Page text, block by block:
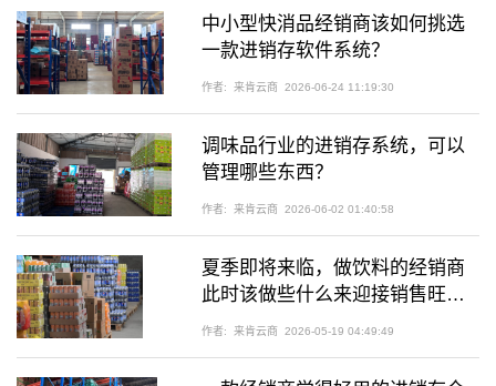
中小型快消品经销商该如何挑选
一款进销存软件系统？
作者: 来肯云商 2026-06-24 11:19:30
调味品行业的进销存系统，可以
管理哪些东西？
作者: 来肯云商 2026-06-02 01:40:58
夏季即将来临，做饮料的经销商
此时该做些什么来迎接销售旺
季？
作者: 来肯云商 2026-05-19 04:49:49